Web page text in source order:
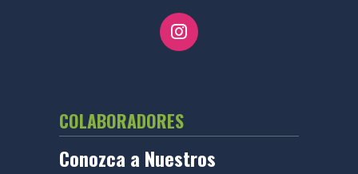
COLABORADORES
Conozca a Nuestros